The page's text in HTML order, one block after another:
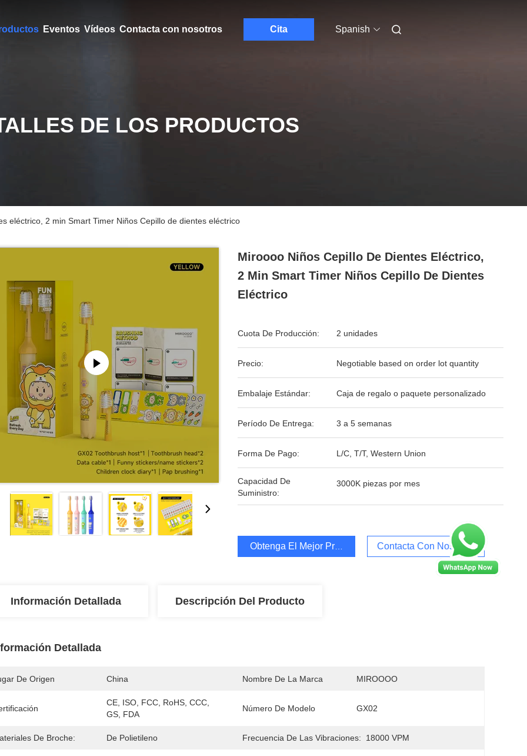
Eventos Vídeos Contacta con nosotros Cita Spanish
DE LOS PRODUCTOS
eléctrico, 2 min Smart Timer Niños Cepillo de dientes eléctrico
Miroooo Niños Cepillo De Dientes Eléctrico,
2 Min Smart Timer Niños Cepillo De Dientes
Eléctrico
Cuota De Producción: 2 unidades
Precio: Negotiable based on order lot quantity
Embalaje Estándar: Caja de regalo o paquete personalizado
Período De Entrega: 3 a 5 semanas
Forma De Pago: L/C, T/T, Western Union
Capacidad De
Suministro:
3000K piezas por mes
Obtenga El Mejor Precio Contacta Con Nosotros
Información Detallada Descripción Del Producto
Detallada
De Origen China Nombre De La Marca MIROOOO
CE, ISO, FCC, RoHS, CCC,
GS, FDA
Número De Modelo GX02
De Broche: De Polietileno Frecuencia De Las Vibraciones: 18000 VPM